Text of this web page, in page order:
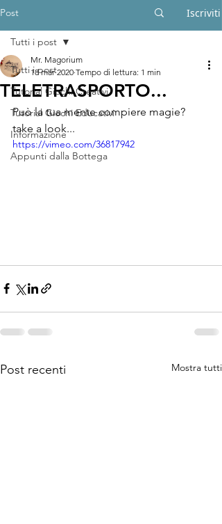
Post Iscriviti
Tutti i post
Tutorial Giochi Creativi
Tutorial Giochi Educativi
Informazione
Appunti dalla Bottega
Tutti i post
TELETRASPORTO...
Mr. Magorium
18 mar 2020 Tempo di lettura: 1 min
Può la tua mente compiere magie?
take a look...
https://vimeo.com/36817942
Post recenti Mostra tutti